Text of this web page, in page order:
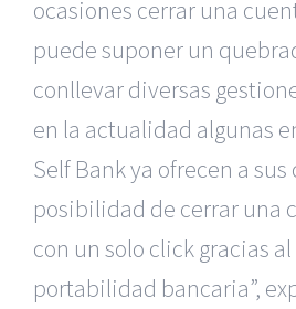
ocasiones cerrar una
puede suponer un
conllevar diversas
en la actualidad algunas
Self Bank ya ofrecen a
posibilidad de cerrar una
con un solo click gracias
portabilidad bancaria”,